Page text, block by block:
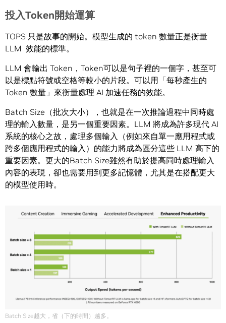
投入Token開始運算
TOPS 只是故事的開始。模型生成的 token 數量正是衡量
LLM 效能的標準。
LLM 會輸出 Token，Token可以是句子裡的一個字，甚至可
以是標點符號或空格等較小的片段。可以用「每秒產生的
Token 數量」來衡量處理 AI 加速任務的效能。
Batch Size（批次大小），也就是在一次推論過程中同時處
理的輸入數量，是另一個重要因素。LLM 將成為許多現代 AI
系統的核心之故，處理多個輸入（例如來自單一應用程式或
跨多個應用程式的輸入）的能力將成為區分這些 LLM 高下的
重要因素。更大的Batch Size雖然有助於提高同時處理輸入
內容的表現，卻也需要用到更多記憶體，尤其是在搭配更大
的模型使用時。
Batch Size越大，省（下的時間）越多。